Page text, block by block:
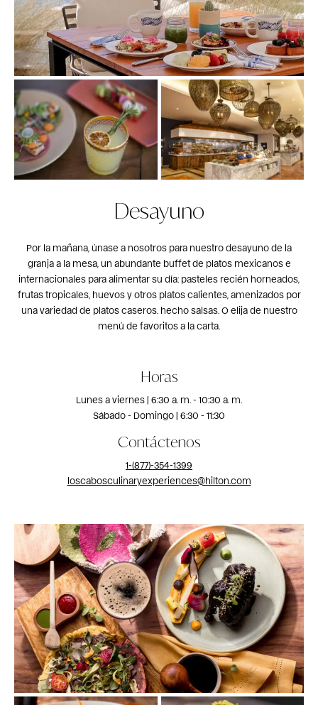
Desayuno
Por la mañana, únase a nosotros para nuestro desayuno de la
granja a la mesa, un abundante buffet de platos mexicanos e
internacionales para alimentar su día: pasteles recién horneados,
frutas tropicales, huevos y otros platos calientes, amenizados por
una variedad de platos caseros. hecho salsas. O elija de nuestro
menú de favoritos a la carta.
Horas
Lunes a viernes | 6:30 a. m. - 10:30 a. m.
Sábado - Domingo | 6:30 - 11:30
Contáctenos
1-(877)-354-1399
loscabosculinaryexperiences@hilton.com